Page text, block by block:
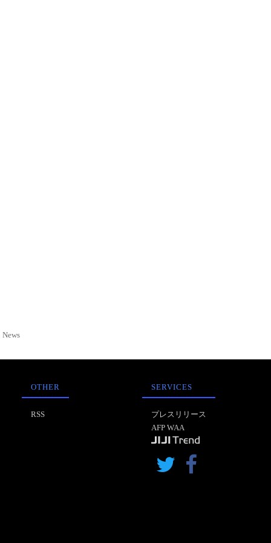
OTHER
RSS
SERVICES
プレスリリース
AFP WAA